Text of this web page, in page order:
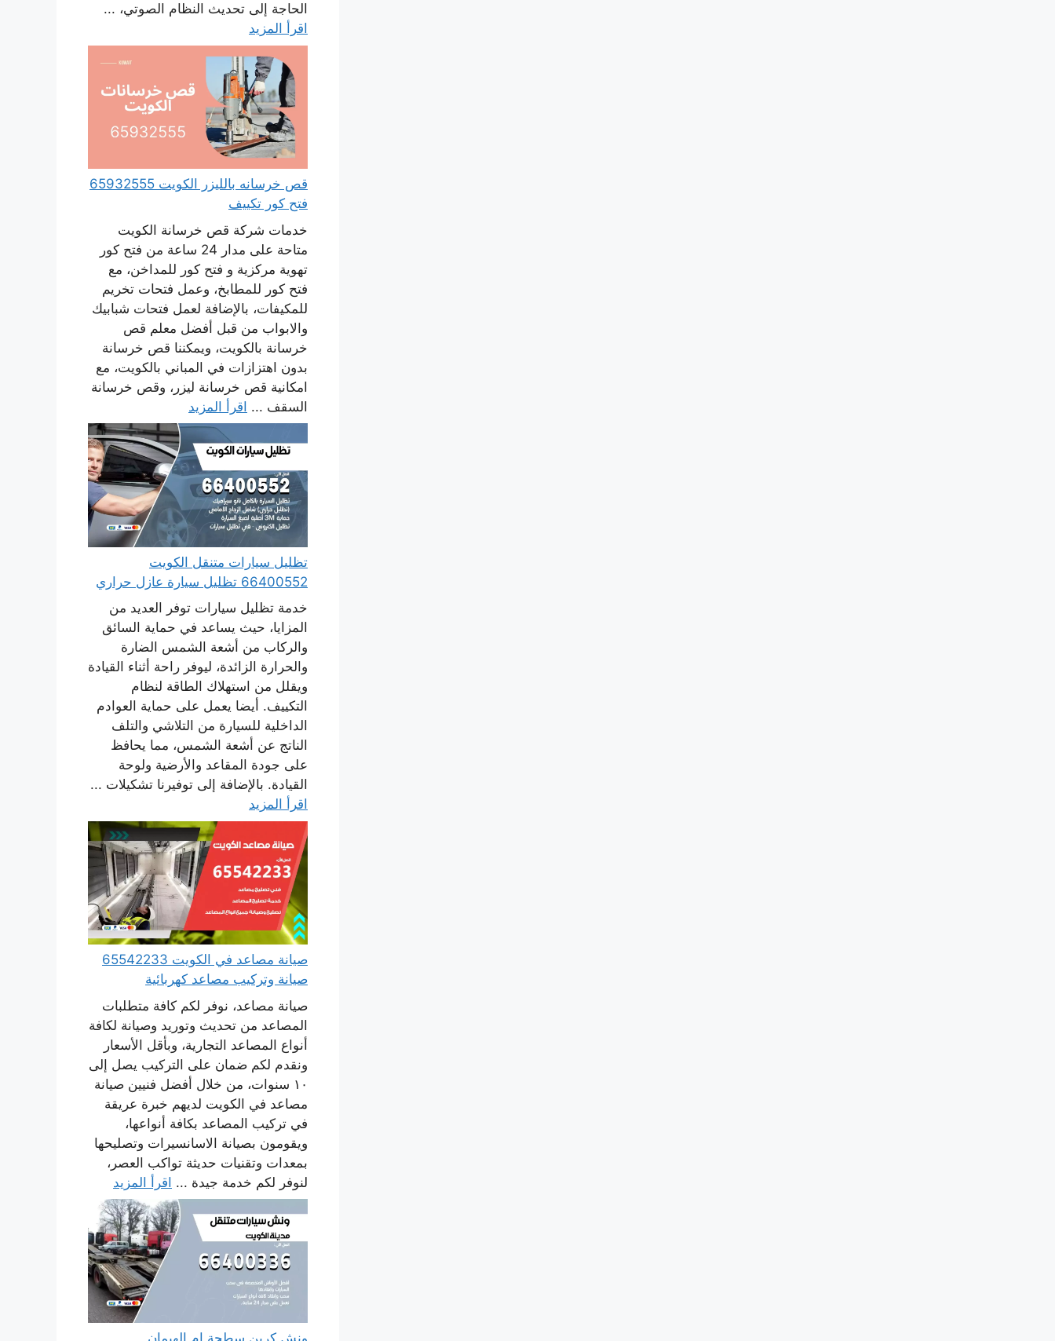
الحاجة إلى تحديث النظام الصوتي، ...
اقرأ المزيد
قص خرسانه بالليزر الكويت 65932555
فتح كور تكييف
خدمات شركة قص خرسانة الكويت
متاحة على مدار 24 ساعة من فتح كور
تهوية مركزية و فتح كور للمداخن، مع
فتح كور للمطابخ، وعمل فتحات تخريم
للمكيفات، بالإضافة لعمل فتحات شبابيك
والابواب من قبل أفضل معلم قص
خرسانة بالكويت، ويمكننا قص خرسانة
بدون اهتزازات في المباني بالكويت، مع
امكانية قص خرسانة ليزر، وقص خرسانة
السقف ... اقرأ المزيد
تظليل سيارات متنقل الكويت
66400552 تظليل سيارة عازل حراري
خدمة تظليل سيارات توفر العديد من
المزايا، حيث يساعد في حماية السائق
والركاب من أشعة الشمس الضارة
والحرارة الزائدة، ليوفر راحة أثناء القيادة
ويقلل من استهلاك الطاقة لنظام
التكييف. أيضا يعمل على حماية العوادم
الداخلية للسيارة من التلاشي والتلف
الناتج عن أشعة الشمس، مما يحافظ
على جودة المقاعد والأرضية ولوحة
القيادة. بالإضافة إلى توفيرنا تشكيلات ...
اقرأ المزيد
صيانة مصاعد في الكويت 65542233
صيانة وتركيب مصاعد كهربائية
صيانة مصاعد، نوفر لكم كافة متطلبات
المصاعد من تحديث وتوريد وصيانة لكافة
أنواع المصاعد التجارية، وبأقل الأسعار
ونقدم لكم ضمان على التركيب يصل إلى
١٠ سنوات، من خلال أفضل فنيين صيانة
مصاعد في الكويت لديهم خبرة عريقة
في تركيب المصاعد بكافة أنواعها،
ويقومون بصيانة الاسانسيرات وتصليحها
بمعدات وتقنيات حديثة تواكب العصر،
لنوفر لكم خدمة جيدة ... اقرأ المزيد
ونش كرين سطحة ام الهيمان